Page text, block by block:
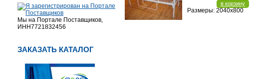
Мы на Портале Поставщиков,
ИНН7721832456
ЗАКАЗАТЬ КАТАЛОГ
в корзину
Размеры: 2040x800